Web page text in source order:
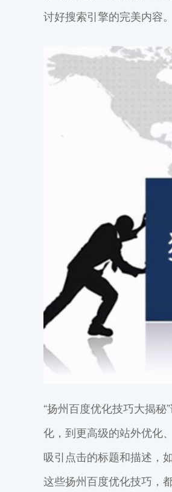
讨好搜索引擎的完美内容。
“扬州百度优化技巧大揭
化，到更高级的站外优化
吸引点击的标题和描述，
这些扬州百度优化技巧，